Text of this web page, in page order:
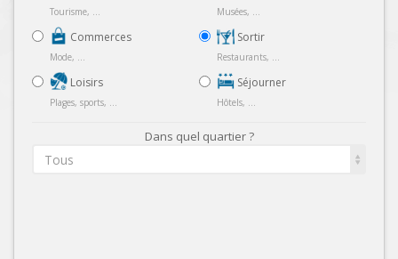
Tourisme, ...
Commerces
Mode, ...
Loisirs
Plages, sports, ...
Musées, ...
Sortir
Restaurants, ...
Séjourner
Hôtels, ...
Dans quel quartier ?
Tous